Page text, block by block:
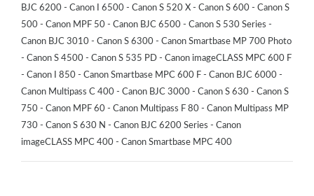
BJC 6200 - Canon I 6500 - Canon S 520 X - Canon S 600 - Canon S
500 - Canon MPF 50 - Canon BJC 6500 - Canon S 530 Series -
Canon BJC 3010 - Canon S 6300 - Canon Smartbase MP 700 Photo
- Canon S 4500 - Canon S 535 PD - Canon imageCLASS MPC 600 F
- Canon I 850 - Canon Smartbase MPC 600 F - Canon BJC 6000 -
Canon Multipass C 400 - Canon BJC 3000 - Canon S 630 - Canon S
750 - Canon MPF 60 - Canon Multipass F 80 - Canon Multipass MP
730 - Canon S 630 N - Canon BJC 6200 Series - Canon
imageCLASS MPC 400 - Canon Smartbase MPC 400